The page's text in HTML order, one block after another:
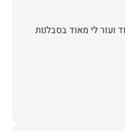
ועזר לי מאוד בסבלנות